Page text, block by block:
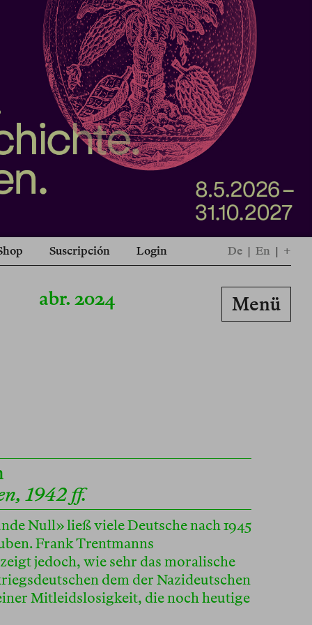
Suscripción Login De | En | +
abr. 2024 Menü
1942 ff.
Null» ließ viele Deutsche nach 1945
Frank Trentmanns
jedoch, wie sehr das moralische
dem der Nazideutschen
Mitleidslosigkeit, die noch heutige